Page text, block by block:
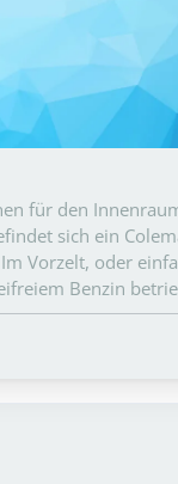
für den
sich ein
Vorzelt, oder
Benzin